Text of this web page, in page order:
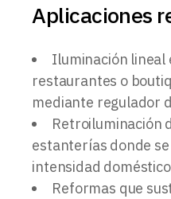
Aplicaciones
Iluminación lineal
restaurantes o
mediante regulador
Retroiluminación
estanterías donde
intensidad doméstico
Reformas que